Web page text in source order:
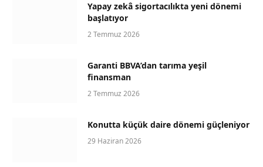
Yapay zekâ sigortacılıkta yeni dönemi
başlatıyor
2 Temmuz 2026
Garanti BBVA’dan tarıma yeşil
finansman
2 Temmuz 2026
Konutta küçük daire dönemi güçleniyor
29 Haziran 2026